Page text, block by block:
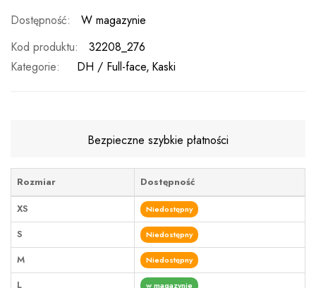
W magazynie
Kod produktu
32208_276
Kategorie:
DH / Full-face Kaski
Bezpieczne szybkie płatności
Rozmiar
Dostępność
XS
Niedostępny
S Niedostępny
M Niedostępny
L w magazynie